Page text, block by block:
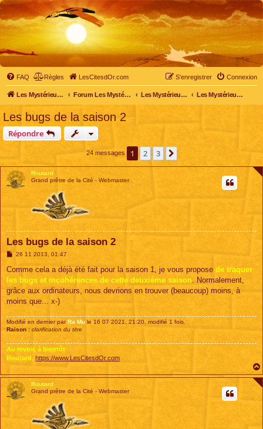
FAQ Règles LesCitesdOr.com Connexion
S’enregistrer
Les Mystérieuses Cités d'Or - LesCitesdOr.com Forum Les Mystérieuses Cités d'Or Les Mystérieuses Cités d'Or Les Mystérieuses Cités d'Or : saison 2 (2013)
Les bugs de la saison 2
Répondre
24 messages 1 2 3
Routard
Grand prêtre de la Cité - Webmaster
Les bugs de la saison 2
M
s
a
g
26 11 2013, 01:47
Comme cela a déjà été fait pour la saison 1, je vous propose de traquer
les bugs et incohérences de cette deuxième saison. Normalement,
grâce aux ordinateurs, nous devrions en trouver (beaucoup) moins, à
moins que... x-)
Modifié en dernier parRa Mu le 16 07 2021, 21:20, modifié 1 fois.
Raison : clarification du titre
Au revoir, à bientôt
Routard, https://www.LesCitesdOr.com
Routard
Grand prêtre de la Cité - Webmaster